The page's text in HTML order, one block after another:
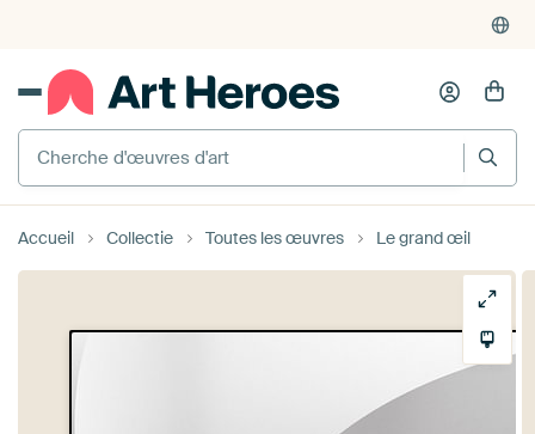
Cherche d'œuvres d'art
Accueil Collectie Toutes les œuvres Le grand œil